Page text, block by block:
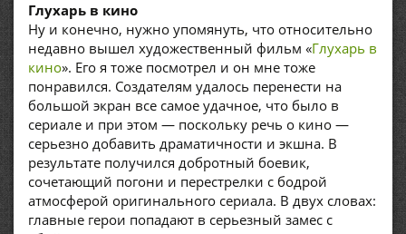
Глухарь в кино
Ну и конечно, нужно упомянуть, что относительно
недавно вышел художественный фильм «Глухарь в
кино». Его я тоже посмотрел и он мне тоже
понравился. Создателям удалось перенести на
большой экран все самое удачное, что было в
сериале и при этом — поскольку речь о кино —
серьезно добавить драматичности и экшна. В
результате получился добротный боевик,
сочетающий погони и перестрелки с бодрой
атмосферой оригинального сериала. В двух словах:
главные герои попадают в серьезный замес с